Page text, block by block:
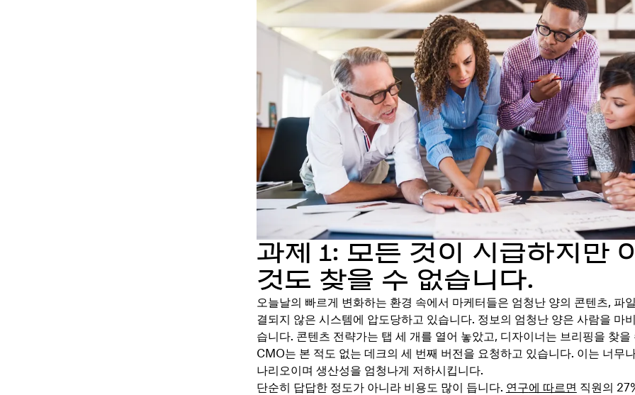
과제 1: 모든 것이 시급하지만
것도 찾을 수 없습니다.
오늘날의 빠르게 변화하는 환경 속에서 마케터들은 엄청난 양의 콘텐츠, 파
결되지 않은 시스템에 압도당하고 있습니다. 정보의 엄청난 양은 사람을 마
습니다. 콘텐츠 전략가는 탭 세 개를 열어 놓았고, 디자이너는 브리핑을 찾을
CMO는 본 적도 없는 데크의 세 번째 버전을 요청하고 있습니다. 이는 너무
나리오이며 생산성을 엄청나게 저하시킵니다.
단순히 답답한 정도가 아니라 비용도 많이 듭니다. 연구에 따르면 직원의